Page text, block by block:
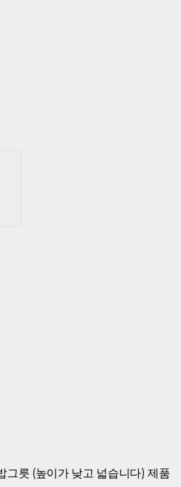
그릇 (높이가 낮고 넓습니다) 제품